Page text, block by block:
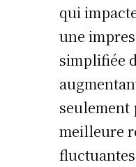
qui
une
simplifiée
seulement
meilleure